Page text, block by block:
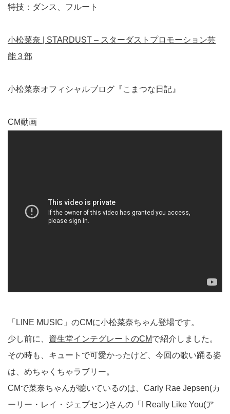
特技：ダンス、フルート
小松菜奈 | STARDUST – スターダストプロモーション芸
能３部
小松菜奈オフィシャルブログ『こまつな日記』
CM動画
「LINE MUSIC」のCMに小松菜奈ちゃん登場です。
少し前に、 資生堂インテグレートのCMで紹介しました。
その時も、キュートで可愛かったけど、今回の歌い踊る姿
は、めちゃくちゃラブリー。
CMで菜奈ちゃんが聴いているのは、Carly Rae Jepsen(カ
ーリー・レイ・ジェプセン)さんの「I Really Like You(ア